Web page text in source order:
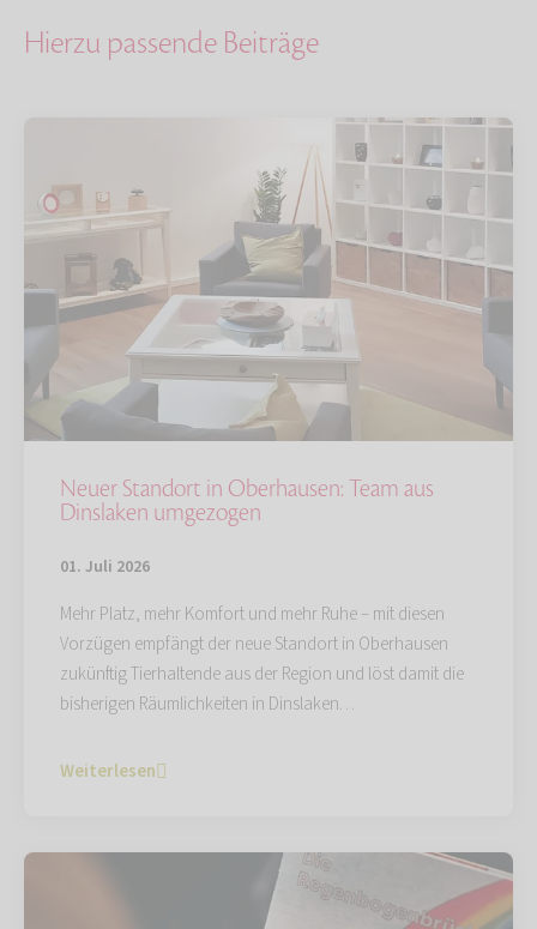
Hierzu passende Beiträge
Neuer Standort in Oberhausen: Team aus
Dinslaken umgezogen
01. Juli 2026
Mehr Platz, mehr Komfort und mehr Ruhe – mit diesen
Vorzügen empfängt der neue Standort in Oberhausen
zukünftig Tierhaltende aus der Region und löst damit die
bisherigen Räumlichkeiten in Dinslaken…
Weiterlesen